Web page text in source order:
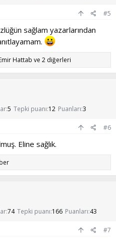
#5
sağlam yazarlarından
Hattab ve 2 diğerleri
5 Tepki puanı 12 Puanları 3
#6
Eline sağlık.
74 Tepki puanı 166 Puanları 43
#7